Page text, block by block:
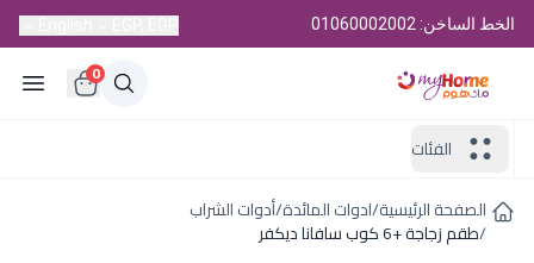
الخط الساخن: 01060002002
0
الفئات
الصفحة الرئيسية/ادوات المائدة/أدوات الشراب
/طقم زجاجة +6 كوب سافانا ديكفر